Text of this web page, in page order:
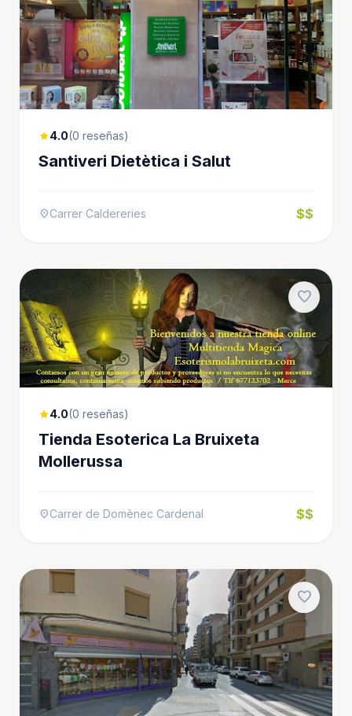
star4.0(0 reseñas)
Santiveri Dietètica i Salut
location_onCarrer Caldereries $$
favorite
star4.0(0 reseñas)
Tienda Esoterica La Bruixeta
Mollerussa
location_onCarrer de Domènec Cardenal $$
favorite